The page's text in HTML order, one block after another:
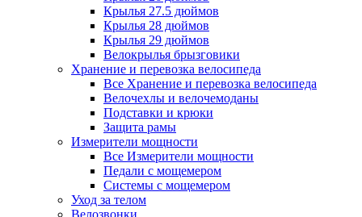
Крылья 27.5 дюймов
Крылья 28 дюймов
Крылья 29 дюймов
Велокрылья брызговики
Хранение и перевозка велосипеда
Все Хранение и перевозка велосипеда
Велочехлы и велочемоданы
Подставки и крюки
Защита рамы
Измерители мощности
Все Измерители мощности
Педали с мощемером
Системы с мощемером
Уход за телом
Велозвонки